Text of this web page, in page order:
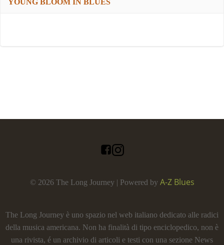
YOUNG BLOOM IN BLUES
© 2026 The Long Journey | Powered by A-Z Blues
The Long Journey è uno spazio nel web italiano dedicato alle radici
della musica americana. Non ha finalità di tipo enciclopedico, non è
una rivista, é un archivio di articoli e testi con una sezione News